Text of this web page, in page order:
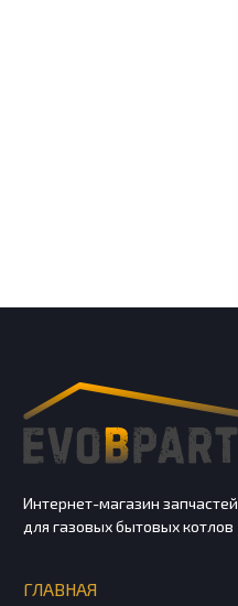
Интернет-магазин запчастей
для газовых бытовых котлов
ГЛАВНАЯ